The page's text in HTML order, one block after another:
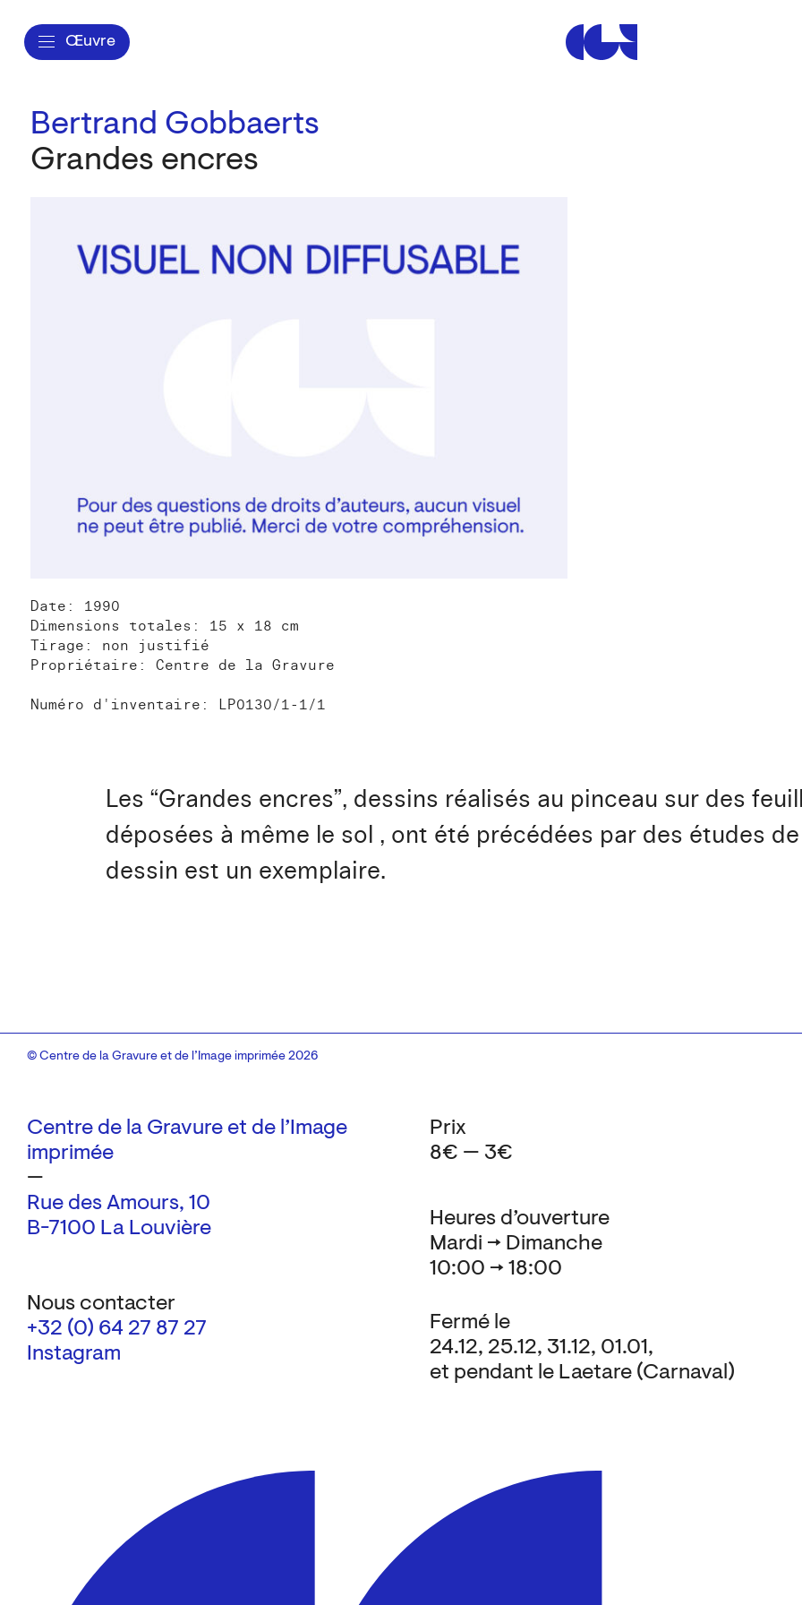
Œuvre Centre de la Gravure et
Bertrand Gobbaerts
Grandes encres
Date: 1990
Dimensions totales: 15 x 18 cm
Tirage: non justifié
Propriétaire: Centre de la Gravure
Numéro d'inventaire: LP0130/1-1/1
Les “Grandes encres”, dessins réalisés au pinceau sur des
déposées à même le sol , ont été précédées par des études
dessin est un exemplaire.
Centre de la Gravure et de l’Image
imprimée
—
Rue des Amours, 10
B-7100 La Louvière
Nous contacter
+32 (0) 64 27 87 27
Instagram
Heures d’ouverture
Mardi → Dimanche
10:00 → 18:00
Fermé le
24.12, 25.12, 31.12, 01.01,
et pendant le Laetare (Carnaval)
Prix
8€ — 3€
© Centre de la Gravure et de l’Image imprimée 2026